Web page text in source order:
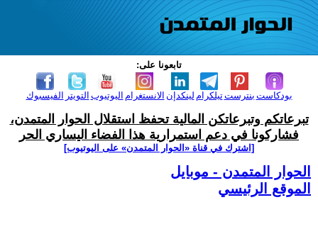
تابعونا على:
الفيسبوك التويتر اليوتيوب الانستغرام لينكدإن تيلكرامبنترست بودكاست
تبرعاتكم وتبرعاتكن المالية تحفظ استقلال الحوار المتمدن،
فشاركونا في دعم استمرارية هذا الفضاء اليساري الحر
[اشترك في قناة ‫«الحوار المتمدن» على اليوتيوب]
الحوار المتمدن - موبايل
الموقع الرئيسي